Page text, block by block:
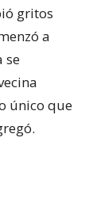
gritos
a
se
único que